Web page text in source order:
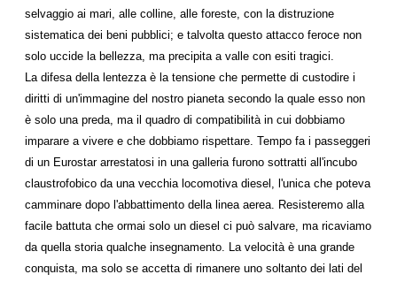
selvaggio ai mari, alle colline, alle foreste, con la distruzione
sistematica dei beni pubblici; e talvolta questo attacco feroce non
solo uccide la bellezza, ma precipita a valle con esiti tragici.
La difesa della lentezza è la tensione che permette di custodire i
diritti di un'immagine del nostro pianeta se­condo la quale esso non
è solo una preda, ma il quadro di compatibilità in cui dobbiamo
imparare a vivere e che dobbiamo rispettare. Tempo fa i passeggeri
di un Euro­star arrestatosi in una galleria furono sottratti all'incubo
claustrofobico da una vecchia locomotiva diesel, l'unica che poteva
camminare dopo l'abbattimento della linea ae­rea. Resisteremo alla
facile battuta che ormai solo un die­sel ci può salvare, ma ricaviamo
da quella storia qualche insegnamento. La velocità è una grande
conquista, ma so­lo se accetta di rimanere uno soltanto dei lati del